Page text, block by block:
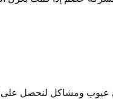
عيوب ومشاكل لنحصل